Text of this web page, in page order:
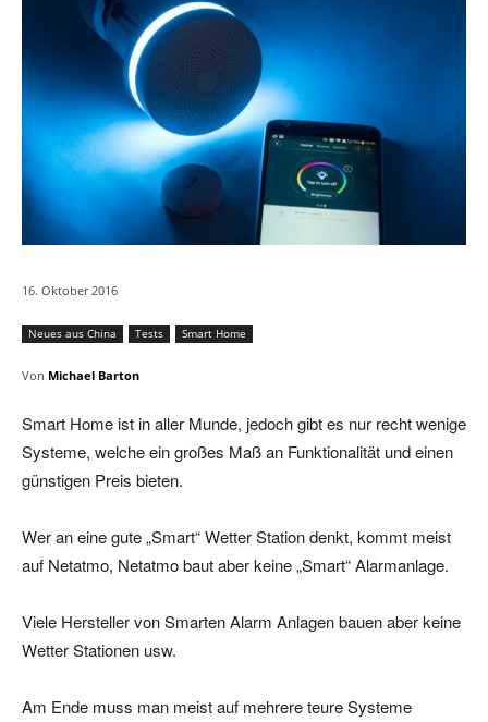
16. Oktober 2016
Neues aus China Tests Smart Home
Von Michael Barton
Smart Home ist in aller Munde, jedoch gibt es nur recht wenige
Systeme, welche ein großes Maß an Funktionalität und einen
günstigen Preis bieten.
Wer an eine gute „Smart“ Wetter Station denkt, kommt meist
auf Netatmo, Netatmo baut aber keine „Smart“ Alarmanlage.
Viele Hersteller von Smarten Alarm Anlagen bauen aber keine
Wetter Stationen usw.
Am Ende muss man meist auf mehrere teure Systeme